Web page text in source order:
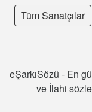
Tüm Sanatçılar
eŞarkıSözü - En
ve İlahi